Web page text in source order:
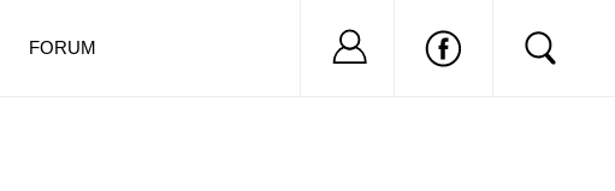
FORUM Nu ai cont?